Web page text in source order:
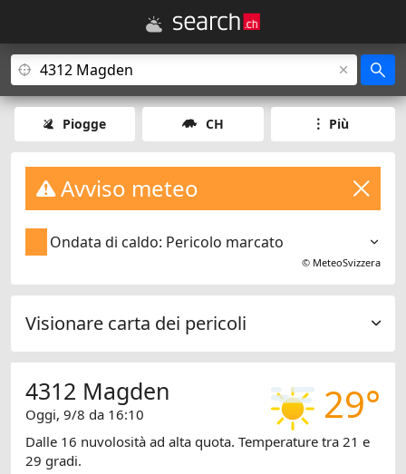
Piogge CH Più
Avviso meteo
Ondata di caldo: Pericolo marcato
© MeteoSvizzera
Visionare carta dei pericoli
29°
4312 Magden
Oggi, 9/8 da 16:10
Dalle 16 nuvolosità ad alta quota. Temperature tra 21 e
29 gradi.